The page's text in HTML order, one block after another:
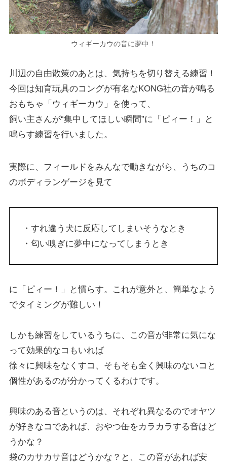
ウィギーカウの音に夢中！
川辺の自由散策のあとは、気持ちを切り替える練習！
今回は知育玩具のコングが有名なKONG社の音が鳴る
おもちゃ「ウィギーカウ」を使って、
飼い主さんが“集中してほしい瞬間”に「ピィー！」と
鳴らす練習を行いました。
実際に、フィールドをみんなで動きながら、うちのコ
のボディランゲージを見て
・すれ違う犬に反応してしまいそうなとき
・匂い嗅ぎに夢中になってしまうとき
に「ピィー！」と慣らす。これが意外と、簡単なよう
でタイミングが難しい！
しかも練習をしているうちに、この音が非常に気にな
って効果的なコもいれば
徐々に興味をなくすコ、そもそも全く興味のないコと
個性があるのが分かってくるわけです。
興味のある音というのは、それぞれ異なるのでオヤツ
が好きなコであれば、おやつ缶をカラカラする音はど
うかな？
袋のカサカサ音はどうかな？と、この音があれば安